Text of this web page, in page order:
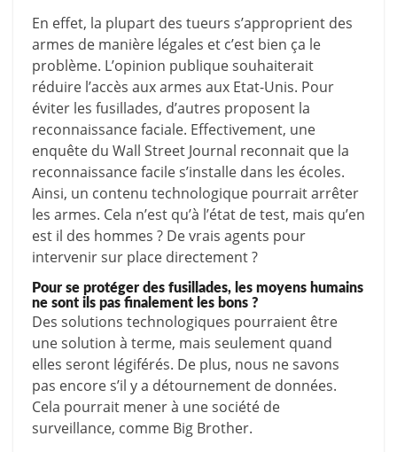
En effet, la plupart des tueurs s’approprient des
armes de manière légales et c’est bien ça le
problème. L’opinion publique souhaiterait
réduire l’accès aux armes aux Etat-Unis. Pour
éviter les fusillades, d’autres proposent la
reconnaissance faciale. Effectivement, une
enquête du Wall Street Journal reconnait que la
reconnaissance facile s’installe dans les écoles.
Ainsi, un contenu technologique pourrait arrêter
les armes. Cela n’est qu’à l’état de test, mais qu’en
est il des hommes ? De vrais agents pour
intervenir sur place directement ?
Pour se protéger des fusillades, les moyens humains
ne sont ils pas finalement les bons ?
Des solutions technologiques pourraient être
une solution à terme, mais seulement quand
elles seront légiférés. De plus, nous ne savons
pas encore s’il y a détournement de données.
Cela pourrait mener à une société de
surveillance, comme Big Brother.